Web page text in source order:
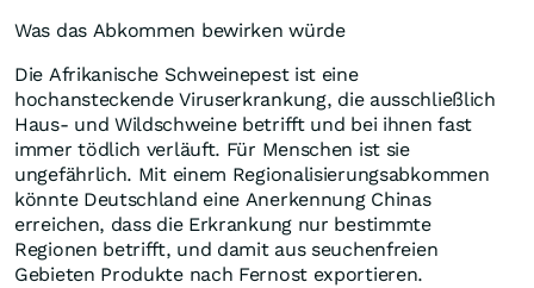
Was das Abkommen bewirken würde
Die Afrikanische Schweinepest ist eine
hochansteckende Viruserkrankung, die ausschließlich
Haus- und Wildschweine betrifft und bei ihnen fast
immer tödlich verläuft. Für Menschen ist sie
ungefährlich. Mit einem Regionalisierungsabkommen
könnte Deutschland eine Anerkennung Chinas
erreichen, dass die Erkrankung nur bestimmte
Regionen betrifft, und damit aus seuchenfreien
Gebieten Produkte nach Fernost exportieren.